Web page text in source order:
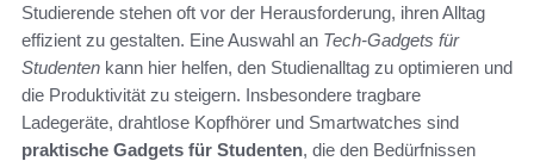
Studierende stehen oft vor der Herausforderung, ihren Alltag
effizient zu gestalten. Eine Auswahl an Tech-Gadgets für
Studenten kann hier helfen, den Studienalltag zu optimieren und
die Produktivität zu steigern. Insbesondere tragbare
Ladegeräte, drahtlose Kopfhörer und Smartwatches sind
praktische Gadgets für Studenten, die den Bedürfnissen